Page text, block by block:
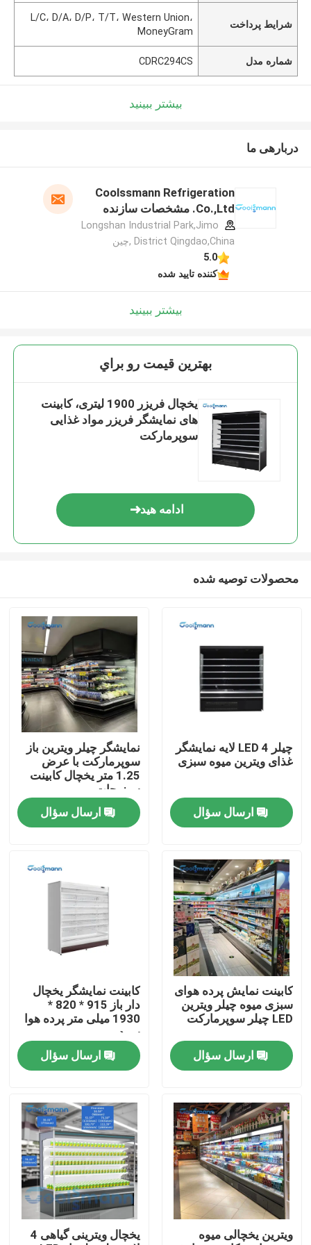
محصولات
فیلم های
درباره ما
تور کارخانه
کنترل کیفیت
با ما تماس بگیرید
درخواست نقل قول
چیلر باز چند طبقه
چیلر نمایشگر را باز کنید
شرایط پرداخت
L/C، D/A، D/P، T/T، Western Union،
MoneyGram
شماره مدل CDRC294CS
بیشتر ببینید
دربارهی ما
Coolssmann Refrigeration
Co.,Ltd. مشخصات سازنده
Longshan Industrial Park,Jimo
District Qingdao,China ,چین
5.0
کننده تایید شده
بیشتر ببینید
بهترين قيمت رو براي
یخچال فریزر 1900 لیتری، کابینت
های نمایشگر فریزر مواد غذایی
سوپرمارکت
ادامه هید
محصولات توصیه شده
چیلر LED 4 لایه نمایشگر
غذای ویترین میوه سبزی
ارسال سؤال
نمایشگر چیلر ویترین باز
سوپرمارکت با عرض
1.25 متر یخچال کابینت
سبزیجات
ارسال سؤال
کابینت نمایش پرده هوای
سبزی میوه چیلر ویترین
LED چیلر سوپرمارکت
ارسال سؤال
کابینت نمایشگر یخچال
دار باز 915 * 820 *
1930 میلی متر پرده هوا
سرد
ارسال سؤال
ویترین یخچالی میوه
یخچال ویترینی گیاهی 4